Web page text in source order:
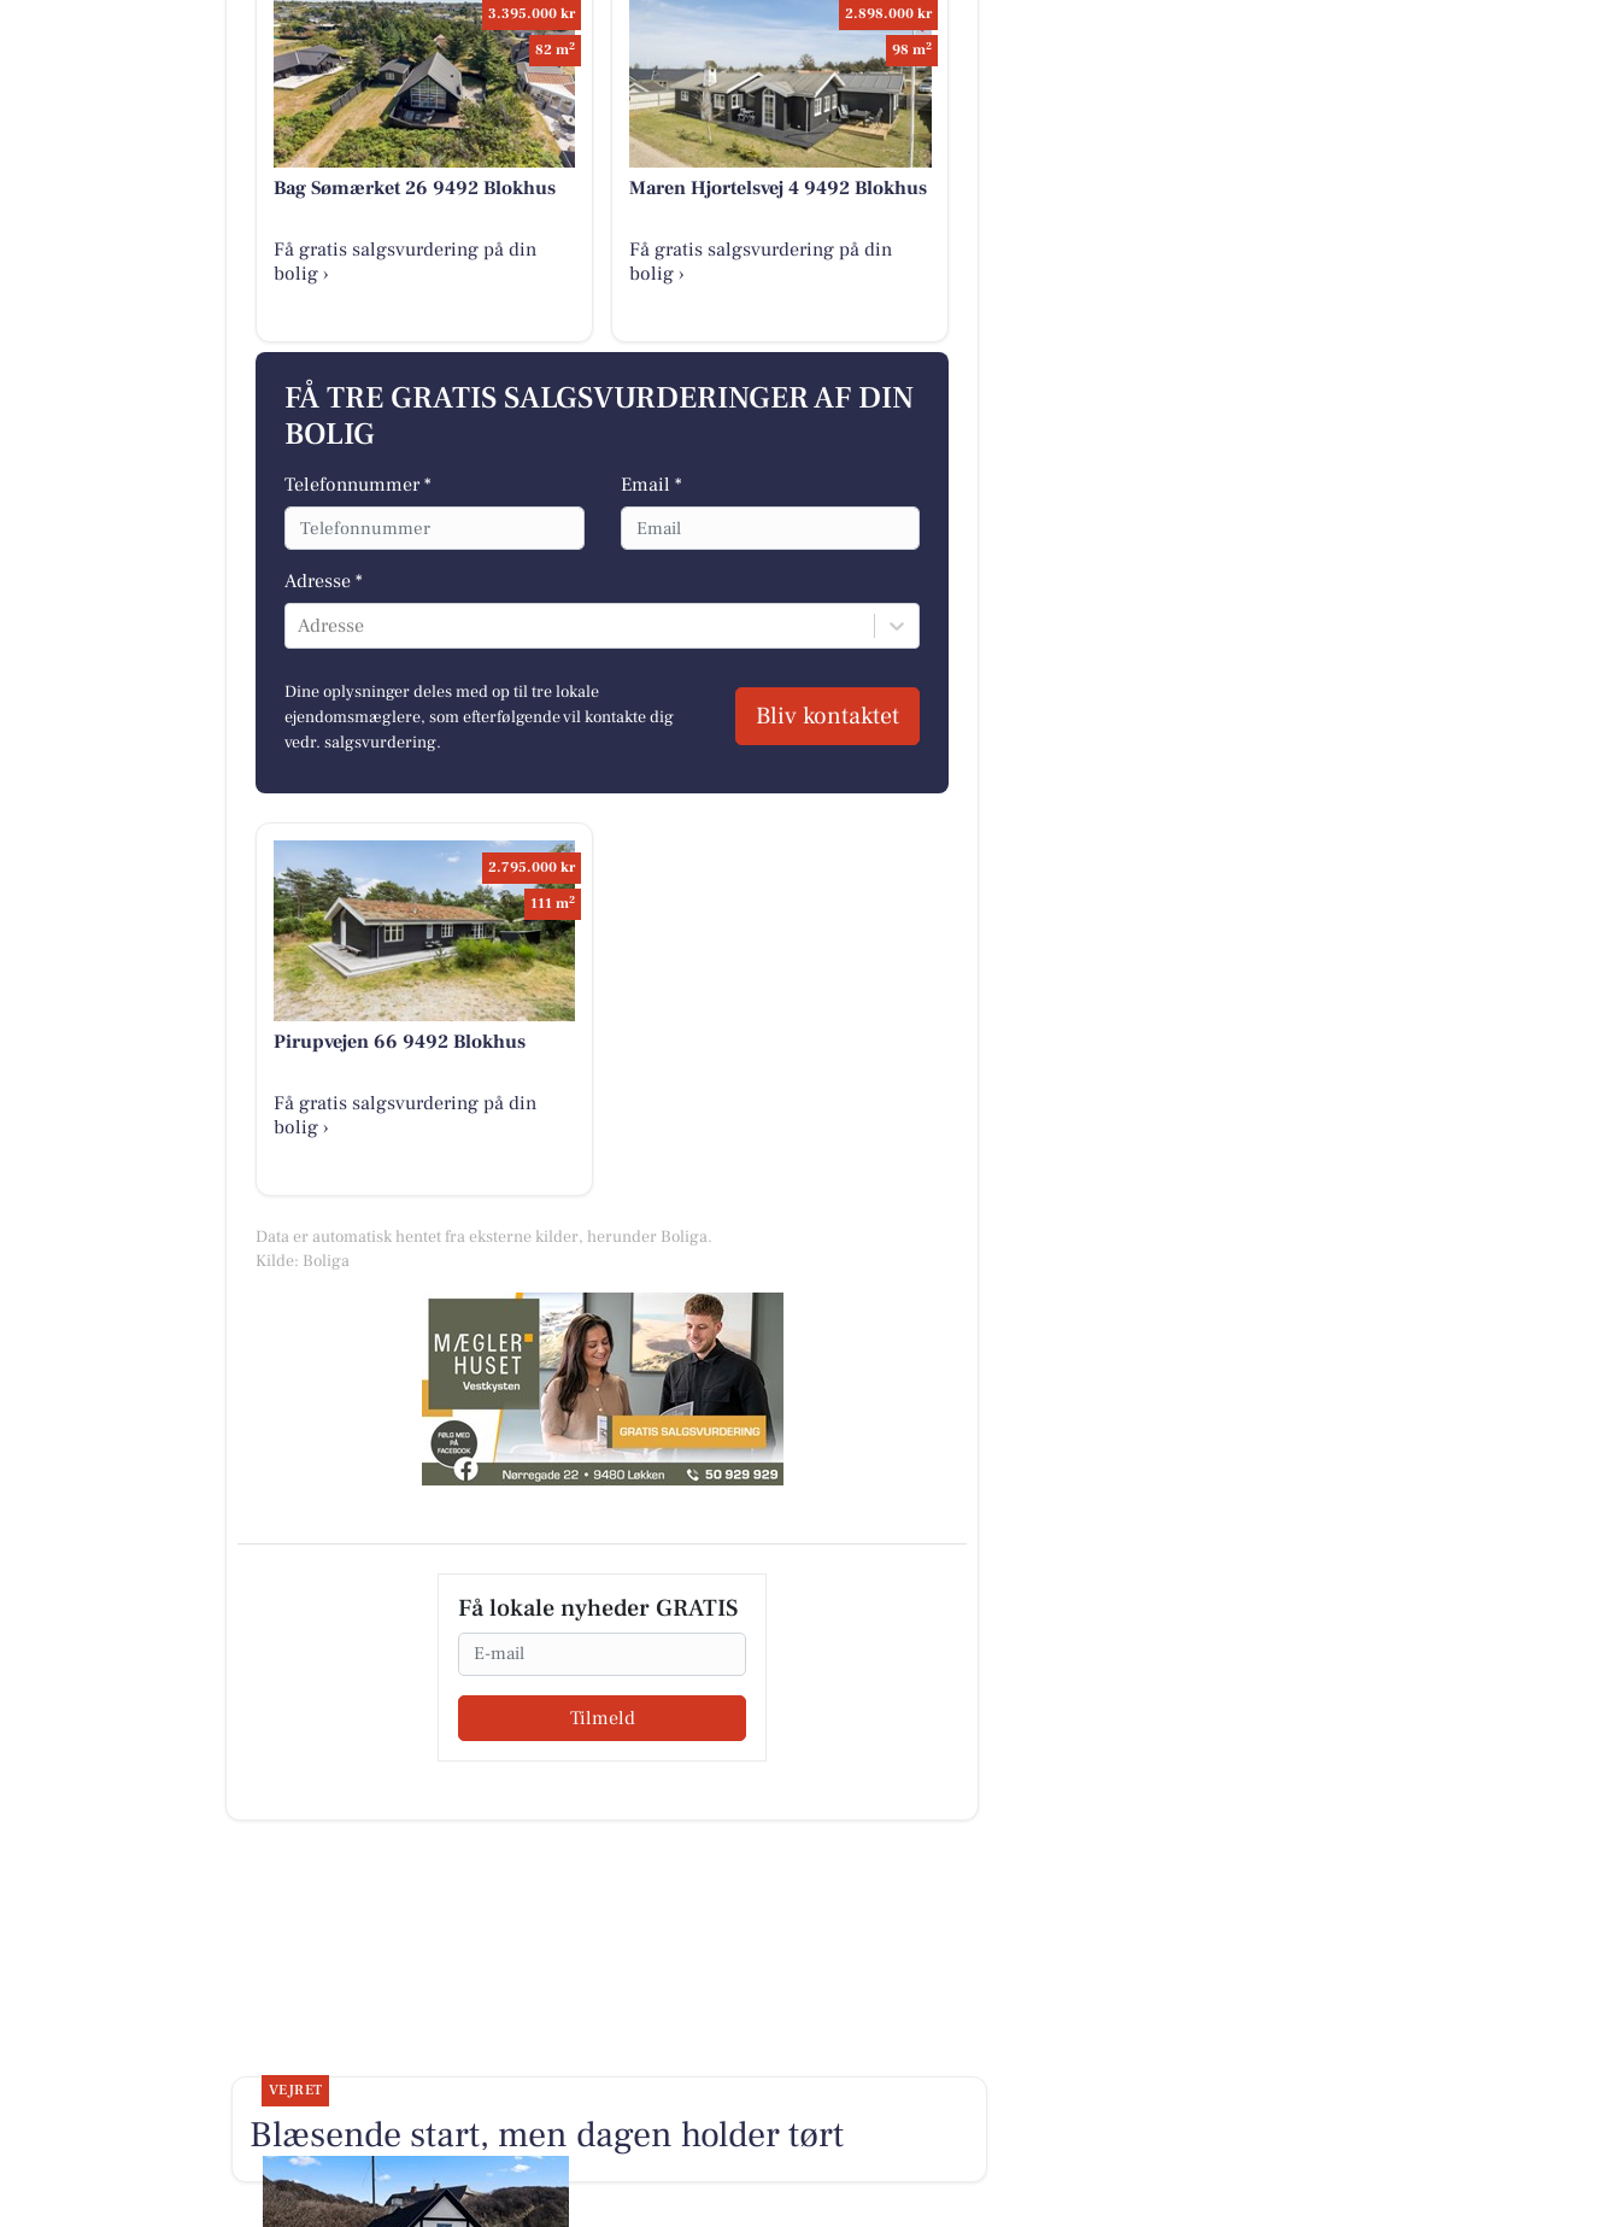
3.395.000 kr
82 m2
Bag Sømærket 26 9492 Blokhus
Få gratis salgsvurdering på din
bolig ›
2.898.000 kr
98 m2
Maren Hjortelsvej 4 9492 Blokhus
Få gratis salgsvurdering på din
bolig ›
FÅ TRE GRATIS SALGSVURDERINGER AF DIN
BOLIG
Telefonnummer * Email *
Adresse *
Adresse
Dine oplysninger deles med op til tre lokale
ejendomsmæglere, som efterfølgende vil kontakte dig
vedr. salgsvurdering.
Bliv kontaktet
2.795.000 kr
111 m2
Pirupvejen 66 9492 Blokhus
Få gratis salgsvurdering på din
bolig ›
Data er automatisk hentet fra eksterne kilder, herunder Boliga.
Kilde: Boliga
Få lokale nyheder GRATIS
Email
Tilmeld
VEJRET
Blæsende start, men dagen holder tørt